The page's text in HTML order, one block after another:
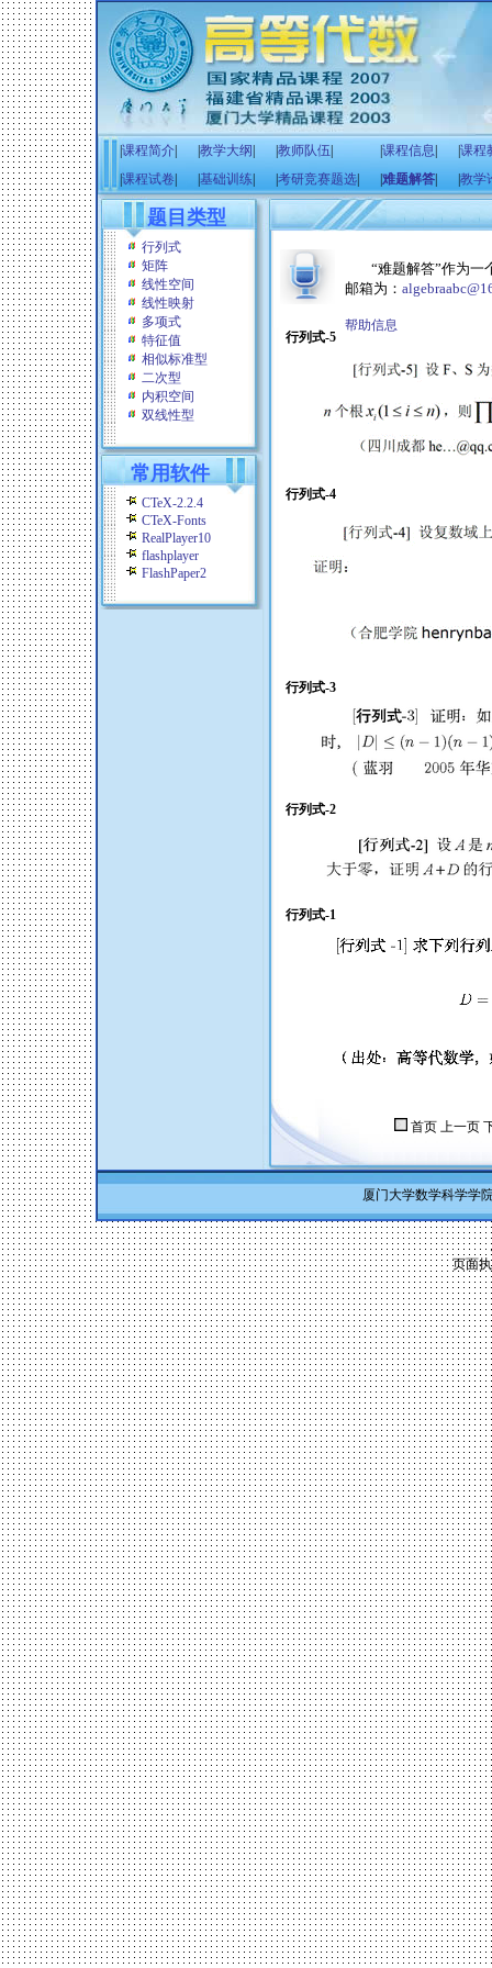
课程简介 教学大纲 教师队伍 课程信息
课程
课程试卷 基础训练 考研竞赛题选 难题解答 教学
题目类型
行列式
矩阵
线性空间
线性映射
多项式
特征值
相似标准型
二次型
内积空间
双线性型
常用软件
CTeX-2.2.4
CTeX-Fonts
RealPlayer10
flashplayer
FlashPaper2
“难题解答”作为一
邮箱为：
帮助信息
行列式-5
行列式-4
行列式-3
行列式-2
行列式-1
首页 上一页
厦门大学数学科学学
页面